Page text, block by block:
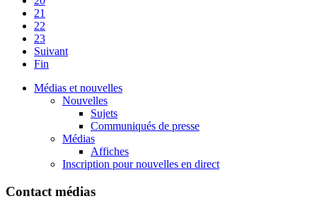
21
22
23
Suivant
Fin
Médias et nouvelles
Nouvelles
Sujets
Communiqués de presse
Médias
Affiches
Inscription pour nouvelles en direct
Contact médias